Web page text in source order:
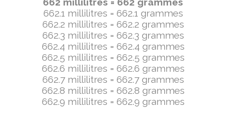
662.1 millilitres = 662.1 grammes
662.2 millilitres = 662.2 grammes
662.3 millilitres = 662.3 grammes
662.4 millilitres = 662.4 grammes
662.5 millilitres = 662.5 grammes
662.6 millilitres = 662.6 grammes
662.7 millilitres = 662.7 grammes
662.8 millilitres = 662.8 grammes
662.9 millilitres = 662.9 grammes